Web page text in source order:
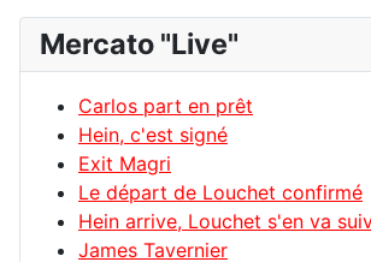
Mercato "Live"
Carlos part en prêt
Hein, c'est signé
Exit Magri
Le départ de Louchet confirmé
Hein arrive, Louchet s'en va
James Tavernier